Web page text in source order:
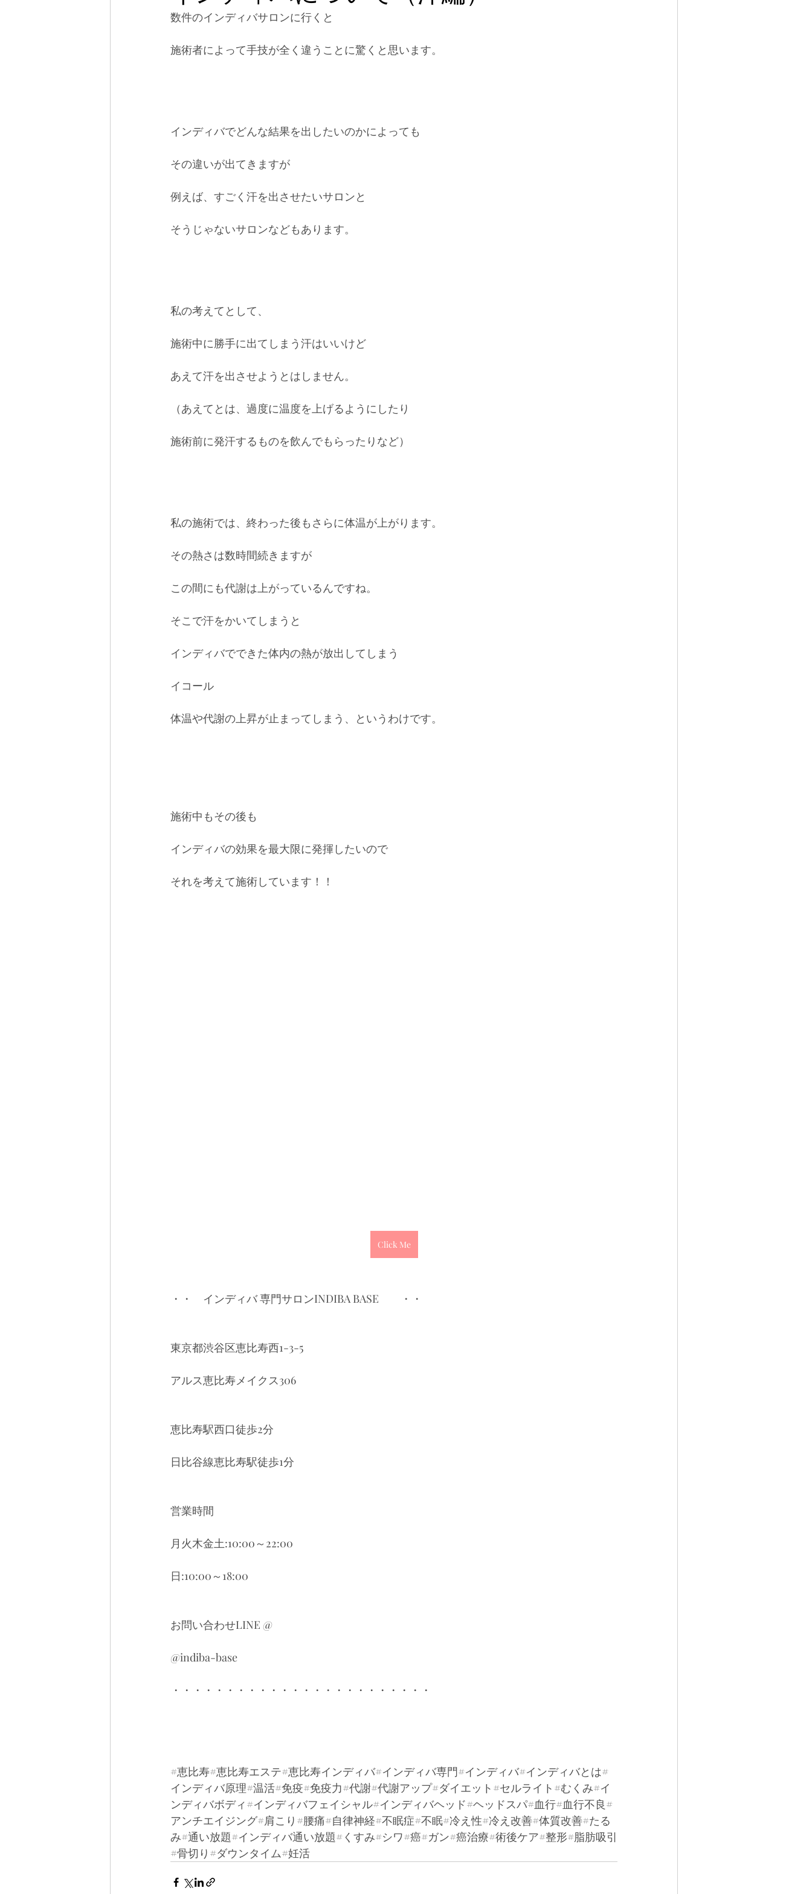
数件のインディバサロンに行くと
施術者によって手技が全く違うことに驚くと思います。
インディバでどんな結果を出したいのかによっても
その違いが出てきますが
例えば、すごく汗を出させたいサロンと
そうじゃないサロンなどもあります。
私の考えてとして、
施術中に勝手に出てしまう汗はいいけど
あえて汗を出させようとはしません。
（あえてとは、過度に温度を上げるようにしたり
施術前に発汗するものを飲んでもらったりなど）
私の施術では、終わった後もさらに体温が上がります。
その熱さは数時間続きますが
この間にも代謝は上がっているんですね。
そこで汗をかいてしまうと
インディバでできた体内の熱が放出してしまう
イコール
体温や代謝の上昇が止まってしまう、というわけです。
施術中もその後も
インディバの効果を最大限に発揮したいので
それを考えて施術しています！！
Click Me
・・　インディバ 専門サロンINDIBA BASE　　・・
東京都渋谷区恵比寿西1-3-5
アルス恵比寿メイクス306
恵比寿駅西口徒歩2分
日比谷線恵比寿駅徒歩1分
営業時間
月火木金土:10:00～22:00
日:10:00～18:00
お問い合わせLINE @
@indiba-base
・・・・・・・・・・・・・・・・・・・・・・・・
#恵比寿#恵比寿エステ#恵比寿インディバ#インディバ専門#インディバ#インディバとは#
インディバ原理#温活#免疫#免疫力#代謝#代謝アップ#ダイエット#セルライト#むくみ#イ
ンディバボディ#インディバフェイシャル#インディバヘッド#ヘッドスパ#血行#血行不良#
アンチエイジング#肩こり#腰痛#自律神経#不眠症#不眠#冷え性#冷え改善#体質改善#たる
み#通い放題#インディバ通い放題#くすみ#シワ#癌#ガン#癌治療#術後ケア#整形#脂肪吸引
#骨切り#ダウンタイム#妊活